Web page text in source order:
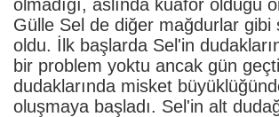
olmadığı, aslında kuaför olduğu
Gülle Sel de diğer mağdurlar gibi
oldu. İlk başlarda Sel'in
bir problem yoktu ancak gün
dudaklarında misket
oluşmaya başladı. Sel'in alt